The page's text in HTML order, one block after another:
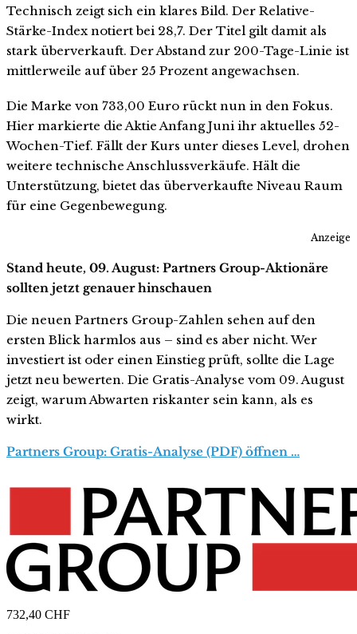
Technisch zeigt sich ein klares Bild. Der Relative-
Stärke-Index notiert bei 28,7. Der Titel gilt damit als
stark überverkauft. Der Abstand zur 200-Tage-Linie ist
mittlerweile auf über 25 Prozent angewachsen.
Die Marke von 733,00 Euro rückt nun in den Fokus.
Hier markierte die Aktie Anfang Juni ihr aktuelles 52-
Wochen-Tief. Fällt der Kurs unter dieses Level, drohen
weitere technische Anschlussverkäufe. Hält die
Unterstützung, bietet das überverkaufte Niveau Raum
für eine Gegenbewegung.
Anzeige
Stand heute, 09. August: Partners Group-Aktionäre
sollten jetzt genauer hinschauen
Die neuen Partners Group-Zahlen sehen auf den
ersten Blick harmlos aus – sind es aber nicht. Wer
investiert ist oder einen Einstieg prüft, sollte die Lage
jetzt neu bewerten. Die Gratis-Analyse vom 09. August
zeigt, warum Abwarten riskanter sein kann, als es
wirkt.
Partners Group: Gratis-Analyse (PDF) öffnen …
732,40 CHF